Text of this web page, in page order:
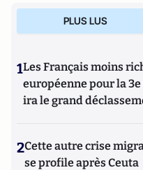
PLUS LUS
1Les Français moins
européenne pour la
ira le grand
2Cette autre crise
se profile après Ceuta